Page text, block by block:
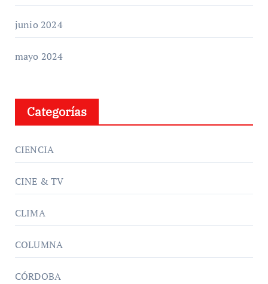
junio 2024
mayo 2024
Categorías
CIENCIA
CINE & TV
CLIMA
COLUMNA
CÓRDOBA